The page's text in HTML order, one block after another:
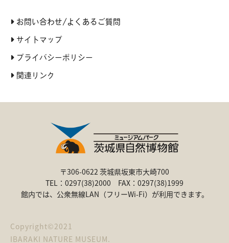
お問い合わせ/よくあるご質問
サイトマップ
プライバシーポリシー
関連リンク
〒306-0622 茨城県坂東市大崎700
TEL：0297(38)2000 FAX：0297(38)1999
館内では、公衆無線LAN（フリーWi-Fi）が利用できます。
Copyright©2021
IBARAKI NATURE MUSEUM.